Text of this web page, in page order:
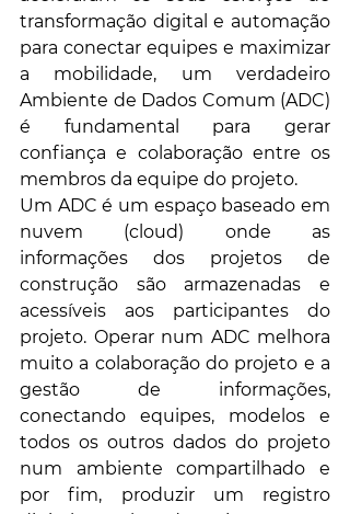
transformação digital e automação
para conectar equipes e maximizar
a mobilidade, um verdadeiro
Ambiente de Dados Comum (ADC)
é fundamental para gerar
confiança e colaboração entre os
membros da equipe do projeto.
Um ADC é um espaço baseado em
nuvem (cloud) onde as
informações dos projetos de
construção são armazenadas e
acessíveis aos participantes do
projeto. Operar num ADC melhora
muito a colaboração do projeto e a
gestão de informações,
conectando equipes, modelos e
todos os outros dados do projeto
num ambiente compartilhado e
por fim, produzir um registro